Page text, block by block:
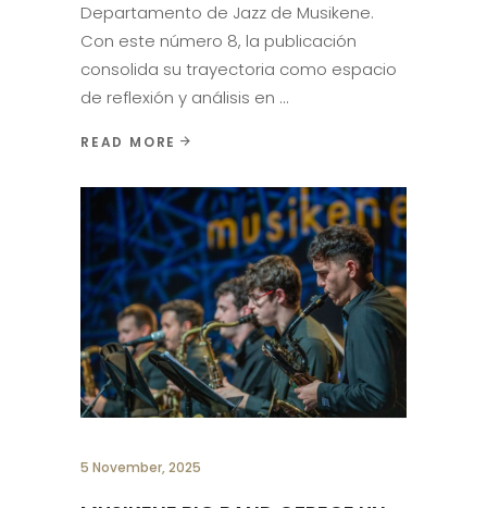
Departamento de Jazz de Musikene.
Con este número 8, la publicación
consolida su trayectoria como espacio
de reflexión y análisis en
READ MORE
5 November, 2025